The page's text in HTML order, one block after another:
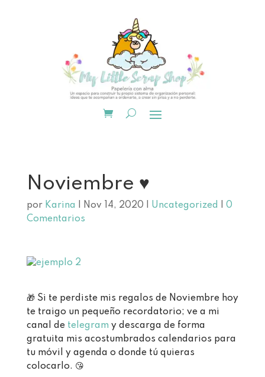
Noviembre ♥
por Karina Nov 14, 2020 Uncategorized
0
Comentarios
🎁 ⁣ Si te perdiste mis regalos de Noviembre hoy
te traigo un pequeño recordatorio; ve a mi
canal de telegram y descarga de forma
gratuita mis acostumbrados calendarios para
tu móvil y agenda o donde tú quieras
colocarlo.⁣ 😘⁣